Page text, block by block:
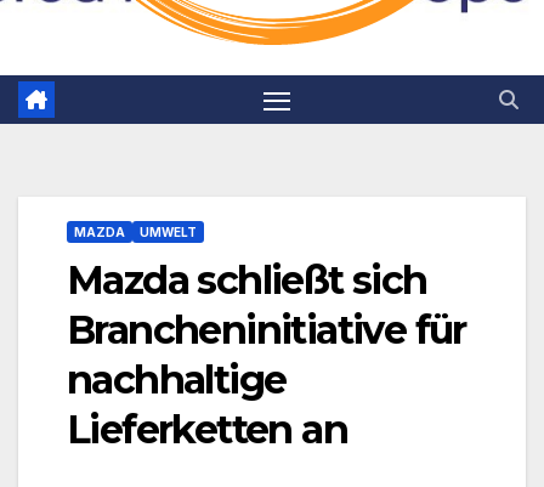
MAZDA UMWELT
Mazda schließt sich
Brancheninitiative für
nachhaltige
Lieferketten an